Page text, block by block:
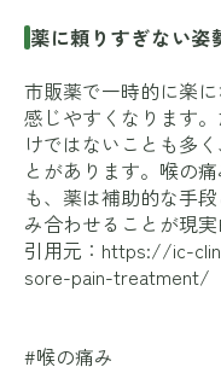
薬に頼りすぎない姿
市販薬で一時的に楽
感じやすくなります
けではないことも多
とがあります。喉の
も、薬は補助的な手
み合わせることが現
引用元： https://ic-
sore-pain-treatment/
#喉の痛み